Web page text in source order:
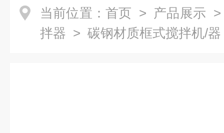
当前位置： 首页 > 产品展示
拌器 > 碳钢材质框式搅拌机/器